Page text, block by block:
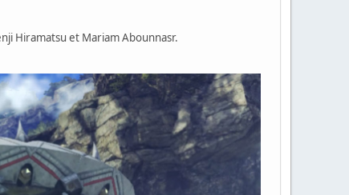
Hiramatsu et Mariam Abounnasr.